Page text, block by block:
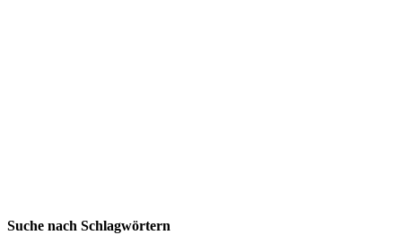
Suche nach Schlagwörtern